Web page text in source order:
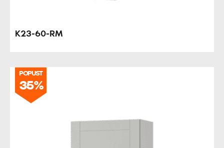
K23-60-RM
POPUST
35%